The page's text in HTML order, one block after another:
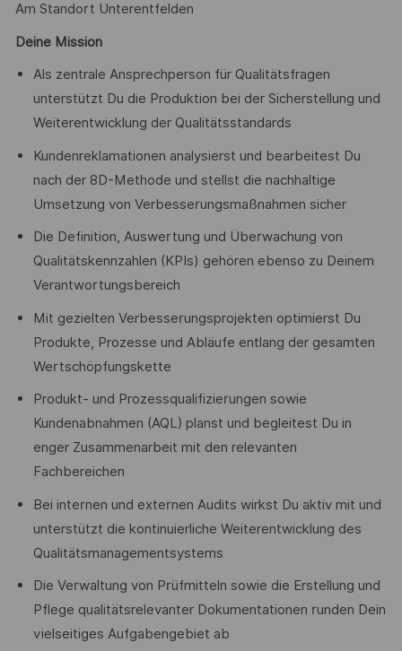
Am Standort Unterentfelden
Deine Mission
Als zentrale Ansprechperson für Qualitätsfragen
unterstützt Du die Produktion bei der Sicherstellung und
Weiterentwicklung der Qualitätsstandards
Kundenreklamationen analysierst und bearbeitest Du
nach der 8D-Methode und stellst die nachhaltige
Umsetzung von Verbesserungsmaßnahmen sicher
Die Definition, Auswertung und Überwachung von
Qualitätskennzahlen (KPIs) gehören ebenso zu Deinem
Verantwortungsbereich
Mit gezielten Verbesserungsprojekten optimierst Du
Produkte, Prozesse und Abläufe entlang der gesamten
Wertschöpfungskette
Produkt- und Prozessqualifizierungen sowie
Kundenabnahmen (AQL) planst und begleitest Du in
enger Zusammenarbeit mit den relevanten
Fachbereichen
Bei internen und externen Audits wirkst Du aktiv mit und
unterstützt die kontinuierliche Weiterentwicklung des
Qualitätsmanagementsystems
Die Verwaltung von Prüfmitteln sowie die Erstellung und
Pflege qualitätsrelevanter Dokumentationen runden Dein
vielseitiges Aufgabengebiet ab